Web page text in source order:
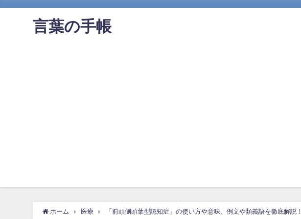
言葉の手帳
ホーム 医療 「前頭側頭葉型認知症」の使い方や意味、例文や類義語を徹底解説！